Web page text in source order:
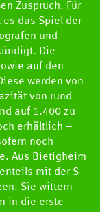
Zuspruch. Für
das Spiel der
und
Die
auf den
werden von
von rund
auf 1.400 zu
erhältlich –
noch
Aus Bietigheim
mit der S-
Sie wittern
in die erste